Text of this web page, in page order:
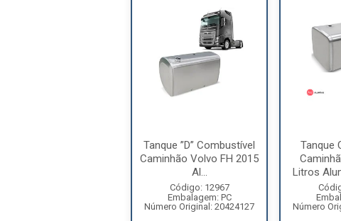
Tanque ”D” Combustível
Caminhão Volvo FH 2015
Al...
Código: 12967
Embalagem: PC
Número Original: 20424127
Tanque
Litros
Número